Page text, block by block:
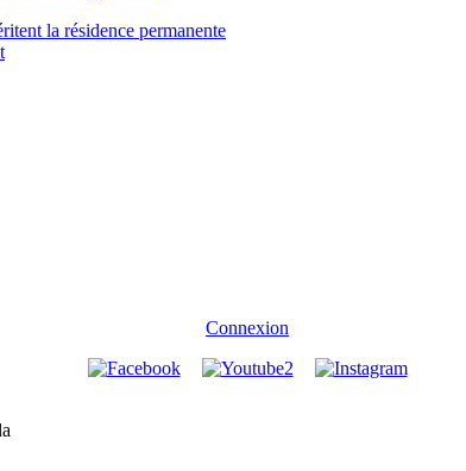
la résidence permanente
Connexion